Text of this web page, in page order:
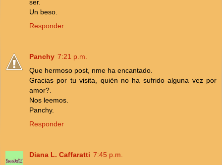
ser.
Un beso.
Responder
Panchy 7:21 p.m.
Que hermoso post, nme ha encantado.
Gracias por tu visita, quièn no ha sufrido alguna vez por
amor?.
Nos leemos.
Panchy.
Responder
Diana L. Caffaratti 7:45 p.m.